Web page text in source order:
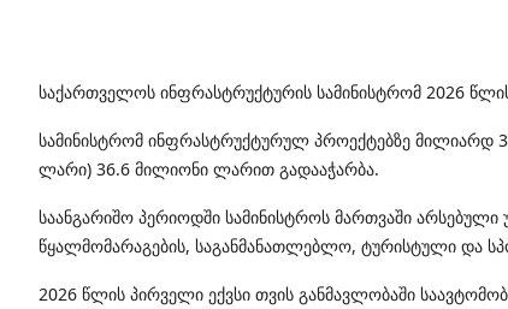
საქართველოს ინფრასტრუქტურის სამინისტრომ 2026
სამინისტრომ ინფრასტრუქტურულ პროექტებზე მილიარდ
ლარი) 36.6 მილიონი ლარით გადააჭარბა.
საანგარიშო პერიოდში სამინისტროს მართვაში არსებული
წყალმომარაგების, საგანმანათლებლო, ტურისტული და
2026 წლის პირველი ექვსი თვის განმავლობაში